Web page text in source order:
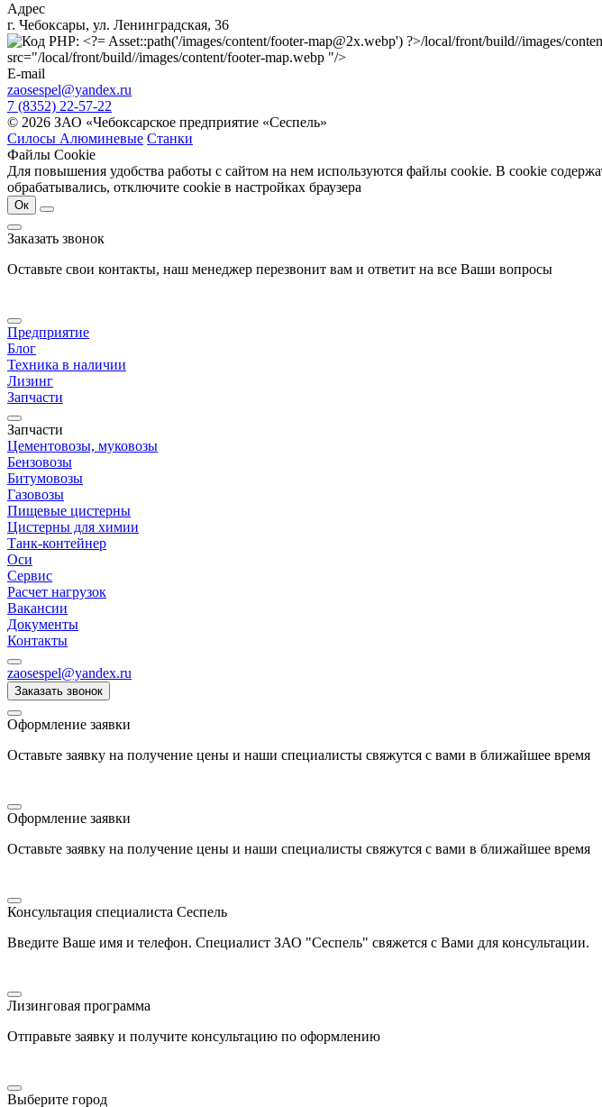
Адрес
г. Чебоксары, ул. Ленинградская, 36
/local/front/build//images/
src="/local/front/build//images/content/footer-map.webp "/>
E-mail
zaosespel@yandex.ru
7 (8352) 22-57-22
© 2026 ЗАО «Чебоксарское предприятие «Сеспель»
Силосы Алюминевые Станки
Файлы Cookie
Для повышения удобства работы с сайтом на нем используются файлы cookie. В cookie
обрабатывались, отключите cookie в настройках браузера
Ок
Заказать звонок
Оставьте свои контакты, наш менеджер перезвонит вам и ответит на все Ваши вопросы
Предприятие
Блог
Техника в наличии
Лизинг
Запчасти
Запчасти
Цементовозы, муковозы
Бензовозы
Битумовозы
Газовозы
Пищевые цистерны
Цистерны для химии
Танк-контейнер
Оси
Сервис
Расчет нагрузок
Вакансии
Документы
Контакты
zaosespel@yandex.ru
Заказать звонок
Оформление заявки
Оставьте заявку на получение цены и наши специалисты свяжутся с вами в ближайшее время
Оформление заявки
Оставьте заявку на получение цены и наши специалисты свяжутся с вами в ближайшее время
Консультация специалиста Сеспель
Введите Ваше имя и телефон. Специалист ЗАО "Сеспель" свяжется с Вами для консультации.
Лизинговая программа
Отправьте заявку и получите консультацию по оформлению
Выберите город